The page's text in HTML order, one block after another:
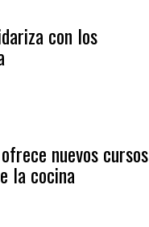
con los
nuevos cursos
la cocina